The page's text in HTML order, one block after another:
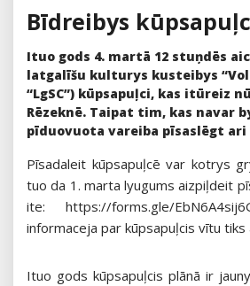
Bīdreibys
Ituo gods 4. martā 12 stuņdēs
latgalīšu kulturys kusteibys
“LgSC”) kūpsapuļci, kas itūreiz
Rēzeknē. Taipat tim, kas navar
pīduovuota vareiba pīsaslēgt
Pīsadaleit kūpsapuļcē var kotrys
tuo da 1. marta lyugums aizpiļdeit
ite: https://forms.gle/
informaceja par kūpsapuļcis vītu
Ituo gods kūpsapuļcis plānā ir